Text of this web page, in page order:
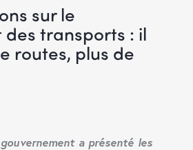
sur le
transports : il
routes, plus de
a présenté les